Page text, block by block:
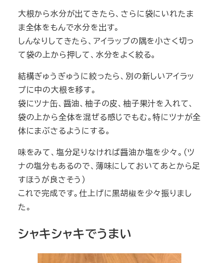
大根から水分が出てきたら、さらに袋にいれたま
ま全体をもんで水分を出す。
しんなりしてきたら、アイラップの隅を小さく切っ
て袋の上から押して、水分をよく絞る。
結構ぎゅうぎゅうに絞ったら、別の新しいアイラッ
プに中の大根を移す。
袋にツナ缶、醤油、柚子の皮、柚子果汁を入れて、
袋の上から全体を混ぜる感じでもむ。特にツナが全
体にまぶさるようにする。
味をみて、塩分足りなければ醤油か塩を少々。（ツ
ナの塩分もあるので、薄味にしておいてあとから足
すほうが良さそう）
これで完成です。仕上げに黒胡椒を少々振りまし
た。
シャキシャキでうまい